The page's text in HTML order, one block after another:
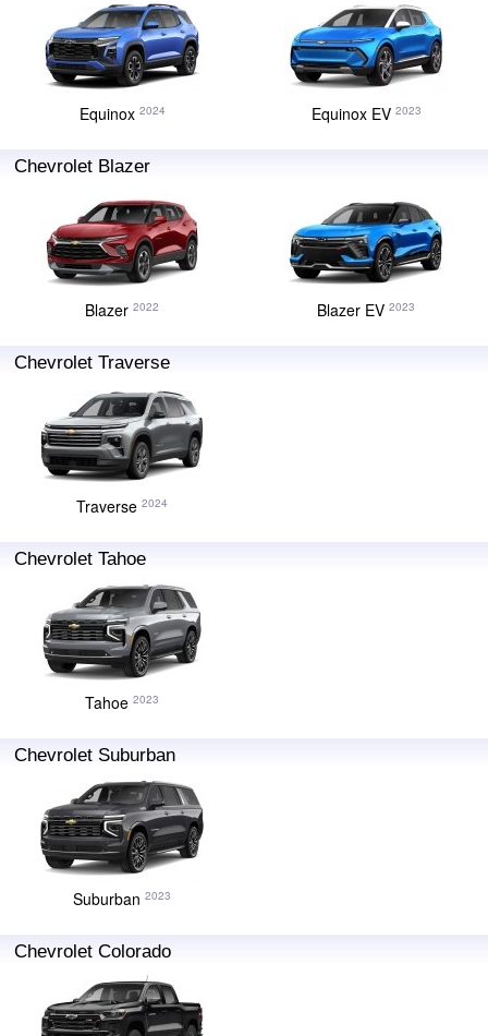
Equinox 2024 Equinox EV 2023
Chevrolet Blazer
Blazer 2022 Blazer EV 2023
Chevrolet Traverse
Traverse 2024
Chevrolet Tahoe
Tahoe 2023
Chevrolet Suburban
Suburban 2023
Chevrolet Colorado